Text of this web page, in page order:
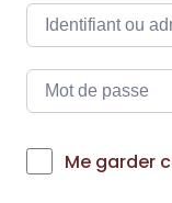
Me garder